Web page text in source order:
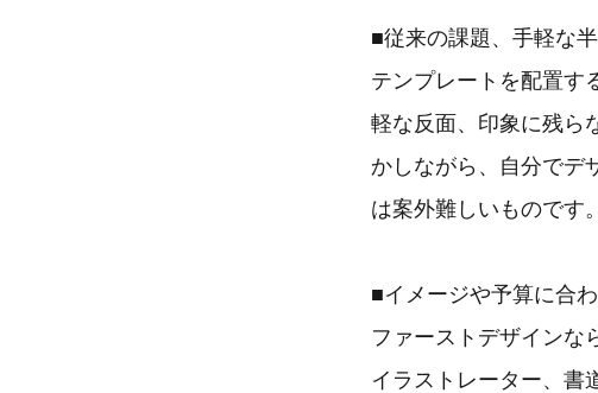
■従来の課題、手軽な
テンプレートを配置す
軽な反面、印象に残ら
かしながら、自分でデ
は案外難しいものです。
■イメージや予算に合
ファーストデザインな
イラストレーター、書